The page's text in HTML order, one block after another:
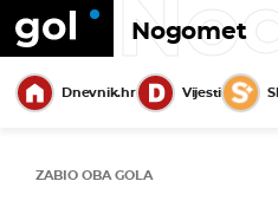
Nogomet
Dnevnik.hr Vijesti
ZABIO OBA GOLA